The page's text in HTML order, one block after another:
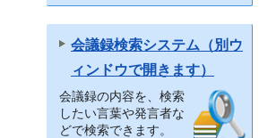
会議録検索システム（別ウ
ィンドウで開きます）
会議録の内容を、検索
したい言葉や発言者な
どで検索できます。